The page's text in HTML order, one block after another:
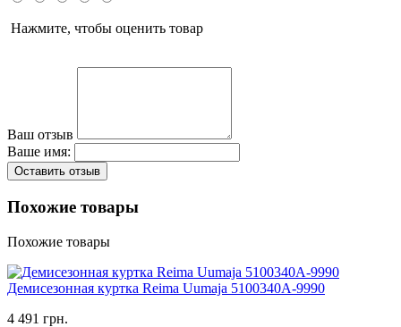
Нажмите, чтобы оценить товар
Ваш отзыв
Ваше имя:
Оставить отзыв
Похожие товары
Похожие товары
Демисезонная куртка Reima Uumaja 5100340A-9990
4 491 грн.